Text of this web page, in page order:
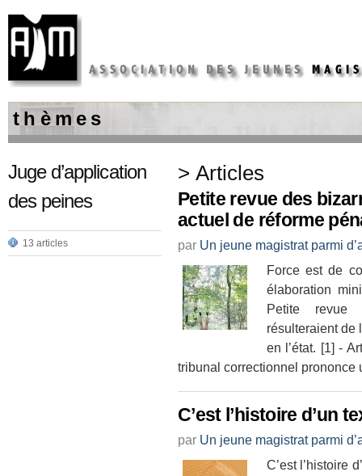
t h è m e s
Juge d’application
des peines
13 articles
> Articles
Petite revue des
actuel de réforme
par Un jeune magistrat parmi
Force est de
élaboration
Petite revue
résulteraient de
en l’état. [1] -
tribunal correctionnel prononce
C’est l’histoire d’un
par Un jeune magistrat parmi
C’est l’histoire